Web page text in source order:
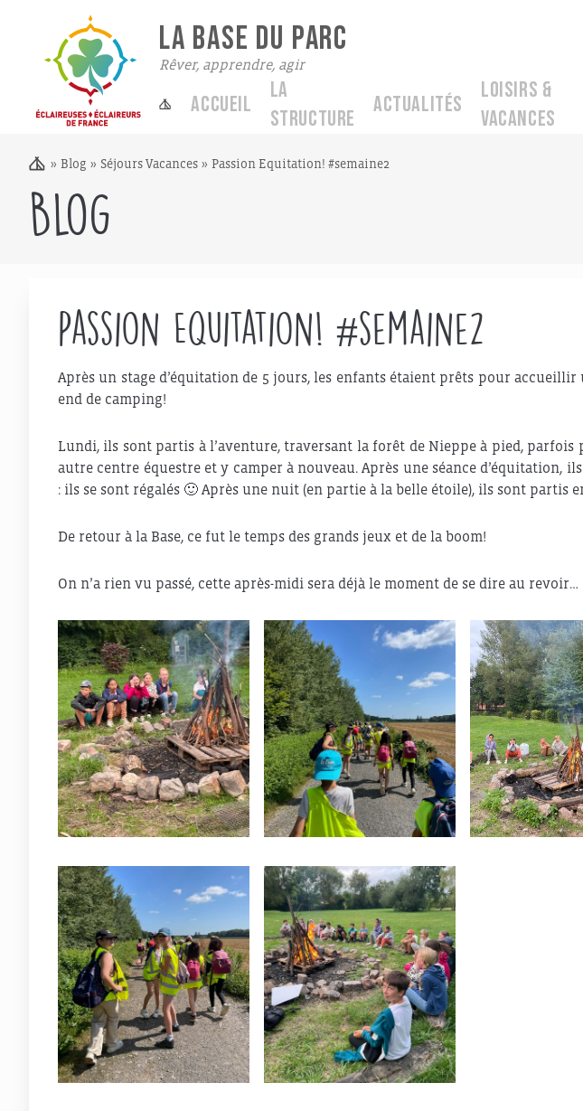
LA BASE DU PARC
Rêver, apprendre, agir
Accueil
La
structure
Actualités
Loisirs &
Vacances
» Blog » Séjours Vacances » Passion Equitation! #semaine2
Blog
Passion Equitation! #semaine2
Après un stage d’équitation de 5 jours, les enfants étaient prêts pour accueillir
end de camping!
Lundi, ils sont partis à l’aventure, traversant la forêt de Nieppe à pied,
autre centre équestre et y camper à nouveau. Après une séance d’équitation,
: ils se sont régalés 🙂 Après une nuit (en partie à la belle étoile), ils sont partis
De retour à la Base, ce fut le temps des grands jeux et de la boom!
On n’a rien vu passé, cette après-midi sera déjà le moment de se dire au revoir…